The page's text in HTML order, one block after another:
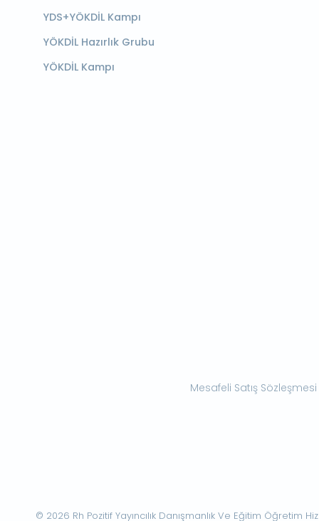
YDS+YÖKDİL Kampı
YÖKDİL Hazırlık Grubu
YÖKDİL Kampı
Mesafeli Satış Sözleşmesi
© 2026 Rh Pozitif Yayıncılık Danışmanlık Ve Eğitim Öğretim